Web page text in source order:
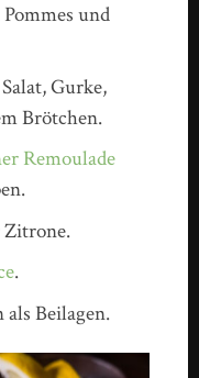
und
Gurke,
Brötchen.
Remoulade
.
Beilagen.